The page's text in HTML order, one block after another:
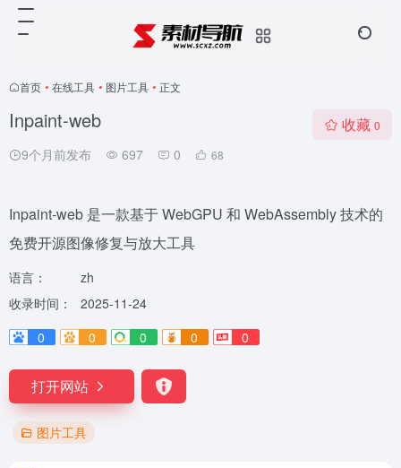
首页 • 在线工具 • 图片工具 • 正文
Inpaint-web
9个月前发布 697 0 68
收藏 0
Inpaint-web 是一款基于 WebGPU 和 WebAssembly 技术的
免费开源图像修复与放大工具
语言：
zh
收录时间：
2025-11-24
0
0 0 0 0
打开网站
图片工具